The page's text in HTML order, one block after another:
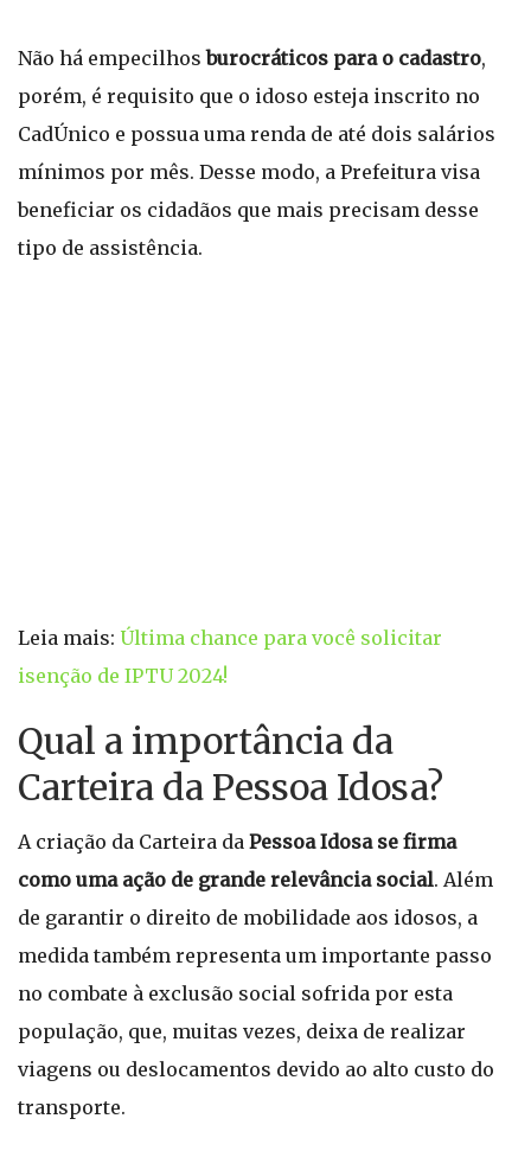
Não há empecilhosburocráticos para o cadastro,
porém, é requisito que o idoso esteja inscrito no
CadÚnico e possua uma renda de até dois salários
mínimos por mês. Desse modo, a Prefeitura visa
beneficiar os cidadãos que mais precisam desse
tipo de assistência.
Leia mais: Última chance para você solicitar
isenção de IPTU 2024!
Qual a importância da
Carteira da Pessoa Idosa?
A criação da Carteira da Pessoa Idosa se firma
como uma ação de grande relevância social. Além
de garantir o direito de mobilidade aos idosos, a
medida também representa um importante passo
no combate à exclusão social sofrida por esta
população, que, muitas vezes, deixa de realizar
viagens ou deslocamentos devido ao alto custo do
transporte.